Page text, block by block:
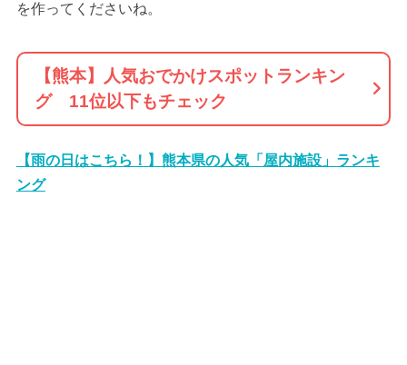
を作ってくださいね。
【熊本】人気おでかけスポットランキン
グ 11位以下もチェック
【雨の日はこちら！】熊本県の人気「屋内施設」ランキ
ング